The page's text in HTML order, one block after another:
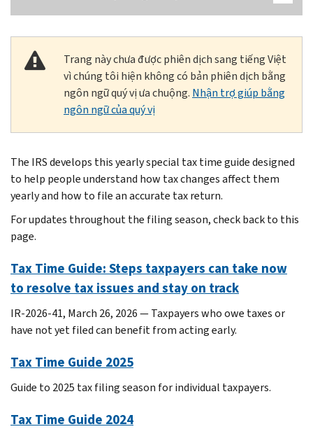
Trang này chưa được phiên dịch sang tiếng Việt
vì chúng tôi hiện không có bản phiên dịch bằng
ngôn ngữ quý vị ưa chuộng. Nhận trợ giúp bằng
ngôn ngữ của quý vị
The IRS develops this yearly special tax time guide designed
to help people understand how tax changes affect them
yearly and how to file an accurate tax return.
For updates throughout the filing season, check back to this
page.
Tax Time Guide: Steps taxpayers can take now
to resolve tax issues and stay on track
IR-2026-41, March 26, 2026 — Taxpayers who owe taxes or
have not yet filed can benefit from acting early.
Tax Time Guide 2025
Guide to 2025 tax filing season for individual taxpayers.
Tax Time Guide 2024